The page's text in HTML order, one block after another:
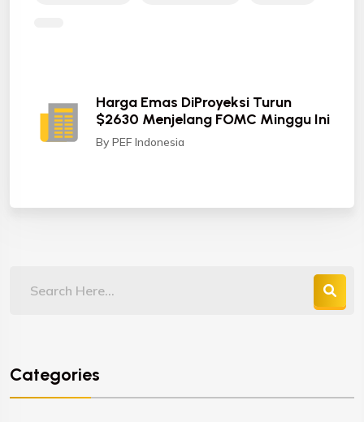
Harga Emas DiProyeksi Turun
$2630 Menjelang FOMC Minggu Ini
By PEF Indonesia
Categories